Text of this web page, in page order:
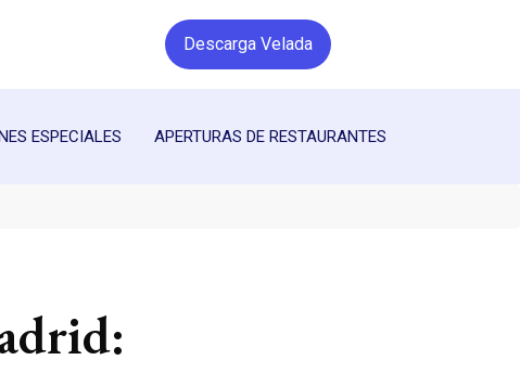
Descarga Velada
ESPECIALES APERTURAS DE RESTAURANTES